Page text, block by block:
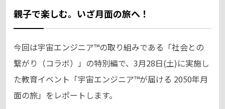
親子で楽しむ。いざ月面の旅へ！
今回は宇宙エンジニア™の取り組みである「社会との
繋がり（コラボ）」の特別編で、3月28日(土)に実施し
た教育イベント「宇宙エンジニア™が届ける 2050年月
面の旅」をレポートします。